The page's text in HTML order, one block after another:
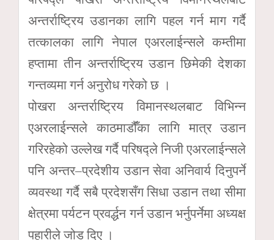
अन्तर्राष्ट्रिय उडानका लागि पहल गर्न माग गर्दै
तत्कालका लागि नेपाल एअरलाईन्सले कम्तीमा
हप्तामा तीन अन्तर्राष्ट्रिय उडान छिमेकी देशका
गन्तव्यमा गर्न अनुरोध गरेको छ ।
पोखरा अन्तर्राष्ट्रिय विमानस्थलबाट विभिन्न
एअरलाईन्सले काठमाडौंँका लागि मात्र उडान
गरिरहेको उल्लेख गर्दै परिषद्ले निजी एअरलाईन्सले
पनि अन्तर–प्रदेशीय उडान सेवा अनिवार्य दिनुपर्ने
व्यवस्था गर्दै सबै प्रदेशसँग सिधा उडान तथा सीमा
क्षेत्रमा पर्यटन प्रवर्द्धन गर्न उडान भर्नुपर्नेमा अध्यक्ष
पहारीले जोड दिए ।